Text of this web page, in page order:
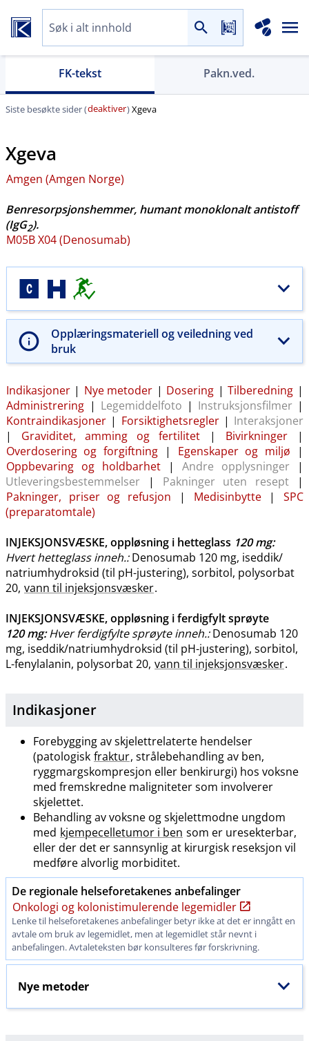
FK-tekst Pakn.ved.
Siste besøkte sider (deaktiver)Xgeva
Xgeva
Amgen (Amgen Norge)
Benresorpsjonshemmer, humant monoklonalt antistoff
(IgG2).
M05B X04 (Denosumab)
Opplæringsmateriell og veiledning ved
bruk
Indikasjoner | Nye metoder | Dosering | Tilberedning |
Administrering | Legemiddelfoto | Instruksjonsfilmer|
Kontraindikasjoner | Forsiktighetsregler | Interaksjoner
| Graviditet, amming og fertilitet | Bivirkninger |
Overdosering og forgiftning | Egenskaper og miljø |
Oppbevaring og holdbarhet |Andre opplysninger |
Utleveringsbestemmelser | Pakninger uten resept |
Pakninger, priser og refusjon | Medisinbytte | SPC
(preparatomtale)
INJEKSJONSVÆSKE, oppløsning i hetteglass 120 mg:
Hvert hetteglass inneh.:Denosumab 120 mg, iseddik​/​
natriumhydroksid (til pH-justering), sorbitol, polysorbat
20, vann til injeksjonsvæsker.
INJEKSJONSVÆSKE, oppløsning i ferdigfylt sprøyte
120 mg:Hver ferdigfylte sprøyte inneh.:Denosumab 120
mg, iseddik​/​natriumhydroksid (til pH-justering), sorbitol,
L-fenylalanin, polysorbat 20, vann til injeksjonsvæsker.
Indikasjoner
Forebygging av skjelettrelaterte hendelser
(patologisk fraktur, strålebehandling av ben,
ryggmargskompresjon eller benkirurgi) hos voksne
med fremskredne maligniteter som involverer
skjelettet.
Behandling av voksne og skjelettmodne ungdom
med kjempecelletumor i ben som er uresekterbar,
eller der det er sannsynlig at kirurgisk reseksjon vil
medføre alvorlig morbiditet.
De regionale helseforetakenes anbefalinger
Onkologi og kolonistimulerende legemidler
Lenke til helseforetakenes anbefalinger betyr ikke at det er inngått en
avtale om bruk av legemidlet, men at legemidlet står nevnt i
anbefalingen. Avtaleteksten bør konsulteres før forskrivning.
Nye metoder